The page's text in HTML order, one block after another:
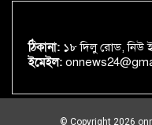
ঠিকানা: ১৮ দিলু রোড, নিউ
ইমেইল:
© Copyright 2026